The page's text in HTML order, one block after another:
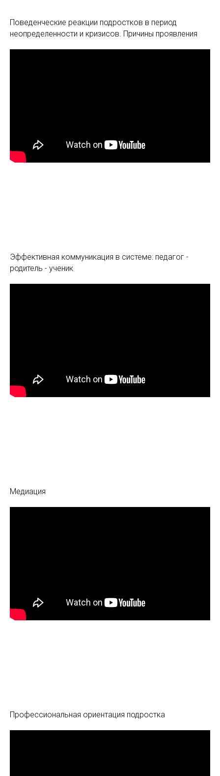
Поведенческие реакции подростков в период
неопределенности и кризисов. Причины проявления
Эффективная коммуникация в системе: педагог -
родитель - ученик
Медиация
Профессиональная ориентация подростка